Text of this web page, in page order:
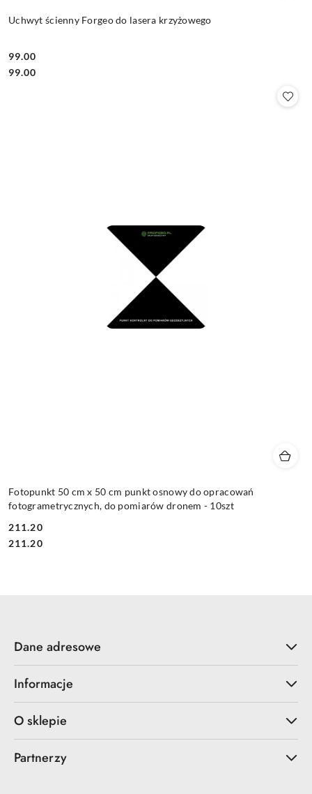
Uchwyt ścienny Forgeo do lasera krzyżowego
Cena:
99.00
Cena:
99.00
Fotopunkt 50 cm x 50 cm punkt osnowy do opracowań
fotogrametrycznych, do pomiarów dronem - 10szt
Cena:
211.20
Cena:
211.20
Dane adresowe
Informacje
O sklepie
Partnerzy